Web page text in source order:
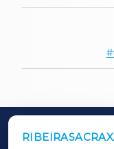
OUTROS